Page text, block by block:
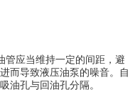
应当维持一定的间距，避
而导致液压油泵的噪音。自
油孔与回油孔分隔。